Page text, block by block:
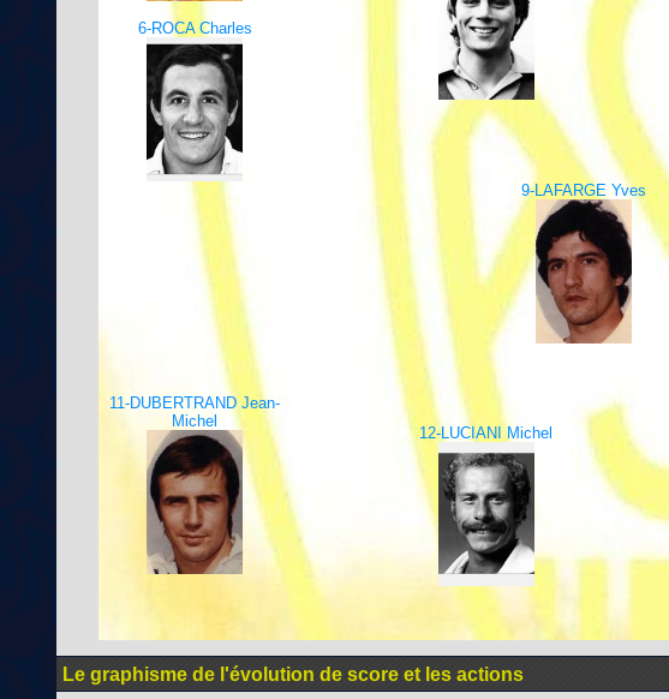
6-ROCA Charles
9-LAFARGE Yves
11-DUBERTRAND Jean-
Michel
12-LUCIANI Michel
Le graphisme de l'évolution de score et les actions